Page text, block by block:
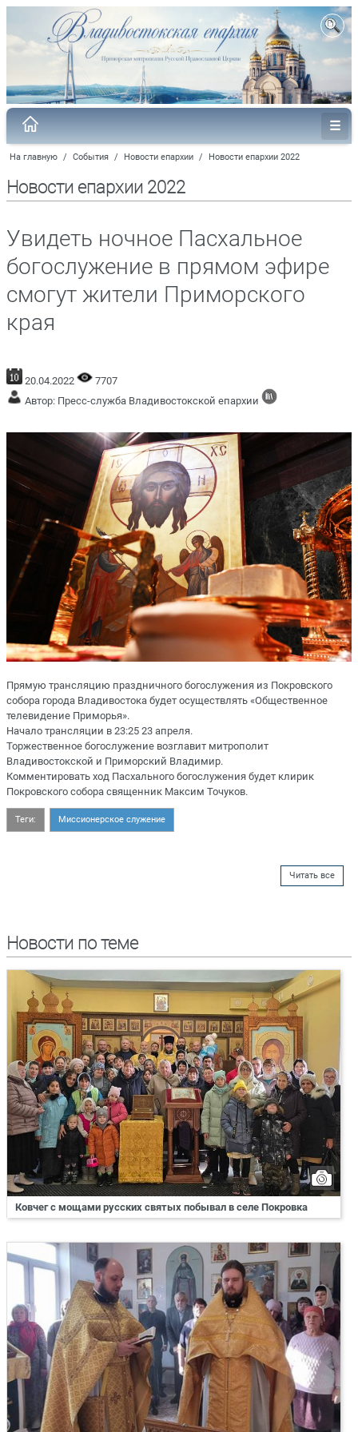
На главную / События / Новости епархии / Новости епархии 2022
Новости епархии 2022
Увидеть ночное Пасхальное
богослужение в прямом эфире
смогут жители Приморского
края
20.04.2022
7707
Автор: Пресс-служба Владивостокской епархии
Прямую трансляцию праздничного богослужения из Покровского
собора города Владивостока будет осуществлять «Общественное
телевидение Приморья».
Начало трансляции в 23:25 23 апреля.
Торжественное богослужение возглавит митрополит
Владивостокской и Приморский Владимир.
Комментировать ход Пасхального богослужения будет клирик
Покровского собора священник Максим Точуков.
Теги: Миссионерское служение
Читать все
Новости по теме
Ковчег с мощами русских святых побывал в селе Покровка